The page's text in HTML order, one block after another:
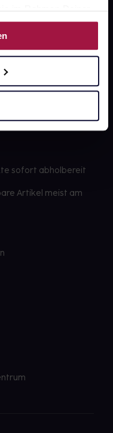
im Rahmen Deiner
sofort abholbereit
Artikel meist am